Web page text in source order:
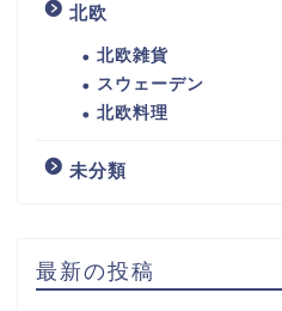
北欧
北欧雑貨
スウェーデン
北欧料理
未分類
最新の投稿